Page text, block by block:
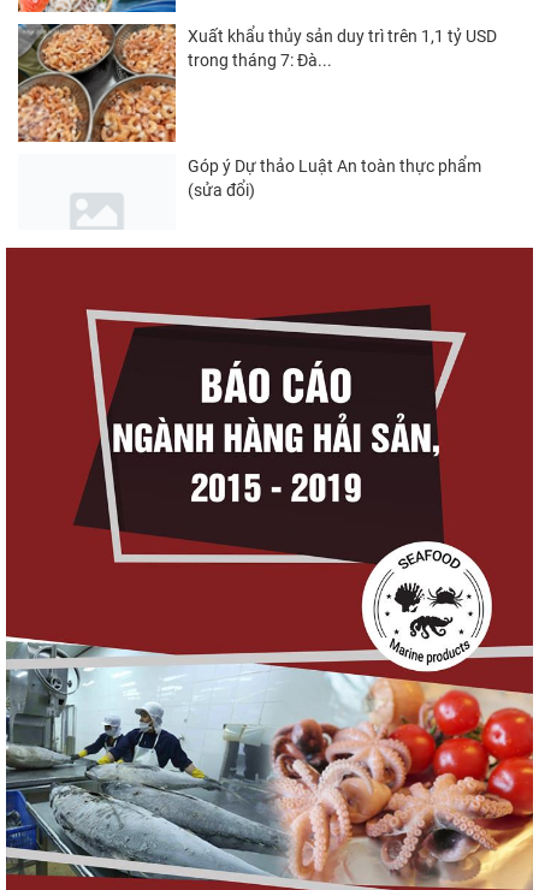
Xuất khẩu thủy sản duy trì trên 1,1 tỷ USD
trong tháng 7: Đà...
Góp ý Dự thảo Luật An toàn thực phẩm
(sửa đổi)
triển thủy sản trong...
Thuế Mục 301 và bài toán thích ứng của
tôm Việt tại thị...
Nguồn cung giảm, giá cá rô phi Trung Quốc
Trung Quốc tăng mạnh nhập khẩu mực,
trong khi nguồn cung...
Xuất khẩu cá ngừ Việt Nam sang Canada
tăng nhẹ, áp lực mới...